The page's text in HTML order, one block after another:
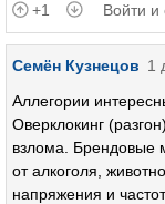
+1
Войти и
Семён Кузнецов 1
Аллегории
Оверклокинг
взлома. Брендовые
от алкоголя,
напряжения и